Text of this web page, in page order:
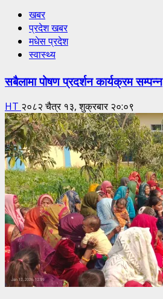
खबर
प्रदेश खबर
मधेस प्रदेश
स्वास्थ्य
सबैलामा पोषण प्रदर्शन कार्यक्रम सम्पन्न
HT २०८२ चैत्र १३, शुक्रबार २०:०९